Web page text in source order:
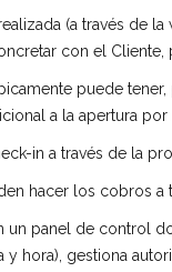
(a través de
con el
puede
a la apertura por
in a través de la
hacer los cobros a
un panel de control
y hora), gestiona